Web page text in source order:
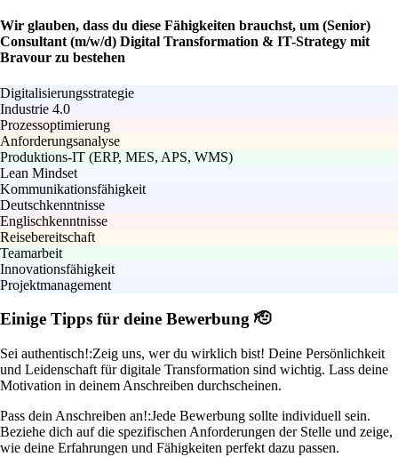
Wir glauben, dass du diese Fähigkeiten brauchst, um (Senior)
Consultant (m/w/d) Digital Transformation & IT-Strategy mit
Bravour zu bestehen
Digitalisierungsstrategie
Industrie 4.0
Prozessoptimierung
Anforderungsanalyse
Produktions-IT (ERP, MES, APS, WMS)
Lean Mindset
Kommunikationsfähigkeit
Deutschkenntnisse
Englischkenntnisse
Reisebereitschaft
Teamarbeit
Innovationsfähigkeit
Projektmanagement
Einige Tipps für deine Bewerbung 🫡
Sei authentisch!:Zeig uns, wer du wirklich bist! Deine Persönlichkeit
und Leidenschaft für digitale Transformation sind wichtig. Lass deine
Motivation in deinem Anschreiben durchscheinen.
Pass dein Anschreiben an!:Jede Bewerbung sollte individuell sein.
Beziehe dich auf die spezifischen Anforderungen der Stelle und zeige,
wie deine Erfahrungen und Fähigkeiten perfekt dazu passen.